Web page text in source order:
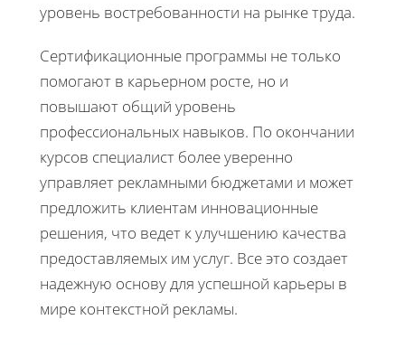
уровень востребованности на рынке труда.
Сертификационные программы не только
помогают в карьерном росте, но и
повышают общий уровень
профессиональных навыков. По окончании
курсов специалист более уверенно
управляет рекламными бюджетами и может
предложить клиентам инновационные
решения, что ведет к улучшению качества
предоставляемых им услуг. Все это создает
надежную основу для успешной карьеры в
мире контекстной рекламы.